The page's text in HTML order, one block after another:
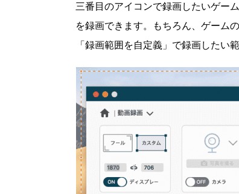
三番目のアイコンで録画したいゲー
を録画できます。もちろん、ゲーム
「録画範囲を自定義」で録画したい